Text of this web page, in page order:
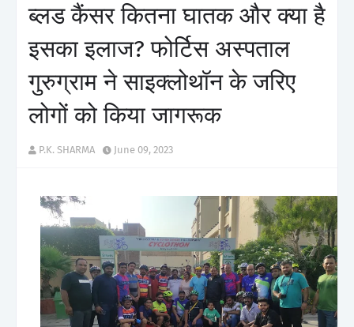
ब्लड कैंसर कितना घातक और क्या है
इसका इलाज? फोर्टिस अस्पताल
गुरुग्राम ने साइक्लोथॉन के जरिए
लोगों को किया जागरूक
P.K. SHARMA June 09, 2023